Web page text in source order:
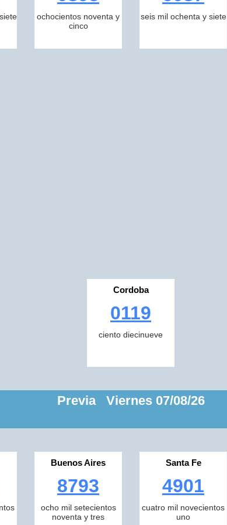
ochocientos noventa y
cinco
seis mil ochenta y siete
Cordoba
0119
ciento diecinueve
Previa Viernes 07/08/26
Buenos Aires
8793
ocho mil setecientos
noventa y tres
Santa Fe
4901
cuatro mil novecientos
uno